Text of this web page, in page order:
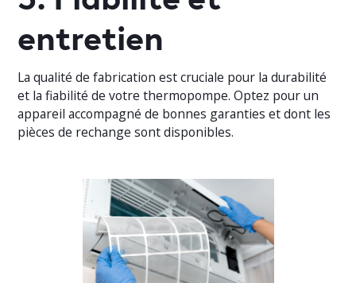
entretien
La qualité de fabrication est cruciale pour la durabilité
et la fiabilité de votre thermopompe. Optez pour un
appareil accompagné de bonnes garanties et dont les
pièces de rechange sont disponibles.